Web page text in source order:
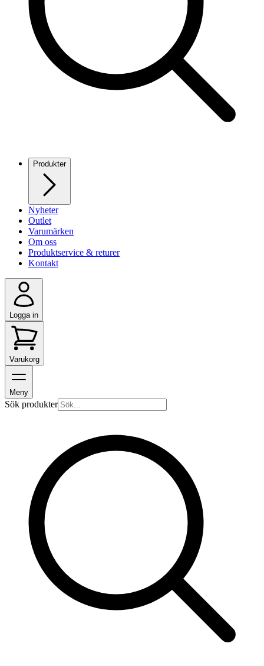
Produkter
Nyheter
Outlet
Varumärken
Om oss
Produktservice & returer
Kontakt
Logga in
Varukorg
Meny
Sök produkter